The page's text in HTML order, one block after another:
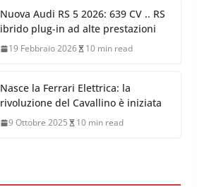
Nuova Audi RS 5 2026: 639 CV .. RS
ibrido plug-in ad alte prestazioni
19 Febbraio 2026 10 min read
Nasce la Ferrari Elettrica: la
rivoluzione del Cavallino è iniziata
9 Ottobre 2025 10 min read